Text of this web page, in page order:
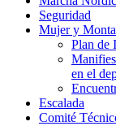
Seguridad
Mujer y
Plan de
en el
Escalada
Comité